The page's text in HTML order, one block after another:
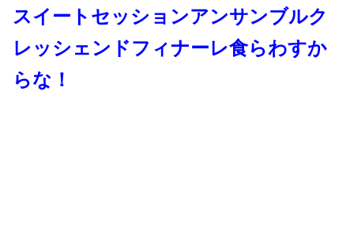
スイートセッションアンサンブルク
レッシェンドフィナーレ食らわすか
らな！